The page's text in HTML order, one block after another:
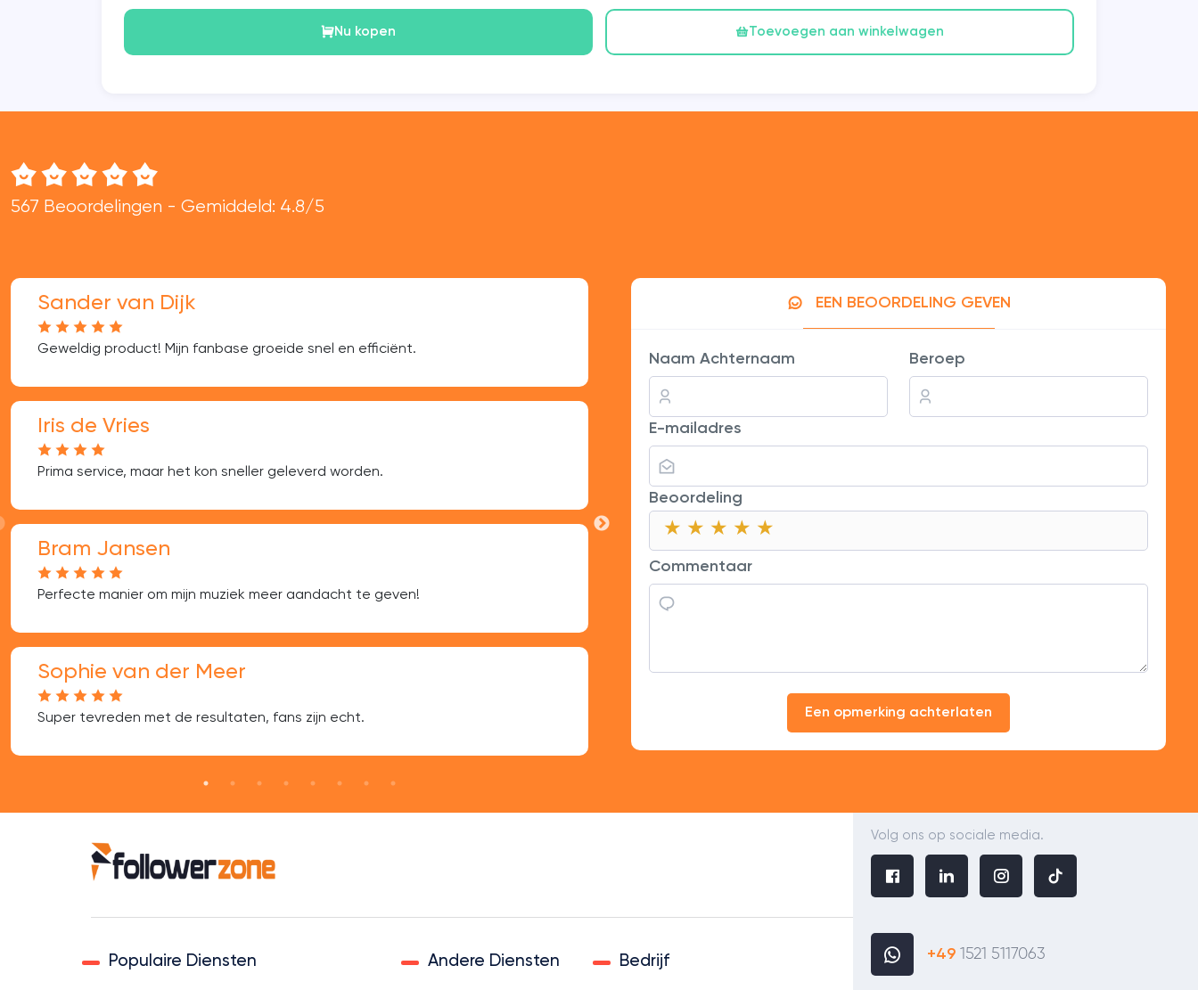
Nu kopen Toevoegen aan winkelwagen
567 Beoordelingen - Gemiddeld: 4.8/5
Sander van Dijk
Geweldig product! Mijn fanbase groeide snel en efficiënt.
Iris de Vries
Prima service, maar het kon sneller geleverd worden.
Bram Jansen
Perfecte manier om mijn muziek meer aandacht te geven!
Sophie van der Meer
Super tevreden met de resultaten, fans zijn echt.
Mila Bos
Goede resultaten, maar iets duurder dan verwacht.
Lars Visser
Uitstekende service, mijn muziek bereikt meer mensen!
Emma van den Berg
Mijn fanbase is gegroeid, echt een aanrader!
EEN BEOORDELING GEVEN
Naam Achternaam Beroep
E-mailadres
Beoordeling
★
★ ★
★ ★ ★
★ ★ ★ ★
★ ★ ★ ★ ★
Commentaar
Een opmerking achterlaten
Populaire Diensten Andere Diensten Bedrijf
Volg ons op sociale media.
+49 1521 5117063